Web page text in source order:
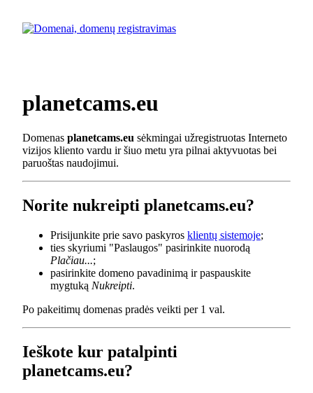
planetcams.eu
Domenas planetcams.eu sėkmingai užregistruotas Interneto
vizijos kliento vardu ir šiuo metu yra pilnai aktyvuotas bei
paruoštas naudojimui.
Norite nukreipti planetcams.eu?
Prisijunkite prie savo paskyros klientų sistemoje;
ties skyriumi "Paslaugos" pasirinkite nuorodą
Plačiau...;
pasirinkite domeno pavadinimą ir paspauskite
mygtuką Nukreipti.
Po pakeitimų domenas pradės veikti per 1 val.
Ieškote kur patalpinti
planetcams.eu?